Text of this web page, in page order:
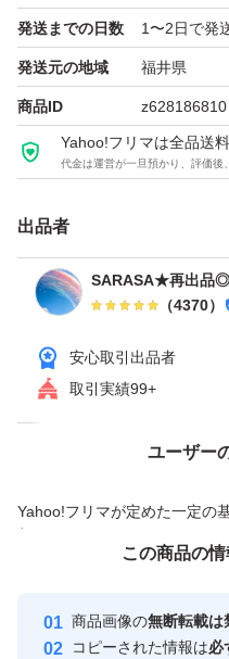
発送までの日数 1〜2日で発
発送元の地域 福井県
商品ID z628186810
Yahoo!フリマは全品送
代金は運営が一旦預かり、評価後
出品者
SARASA★再出品
（4370）
安心取引出品者
取引実績99+
ユーザー
Yahoo!フリマが定めた一定の
付与しています
安心取引出品者
価格の相談
この商品の
商品画像の無断転載は
コピーされた情報は必
この商品をみている人に